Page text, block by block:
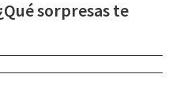
sorpresas te